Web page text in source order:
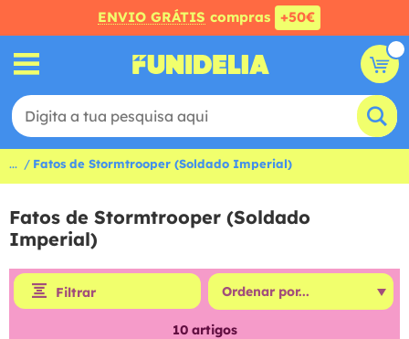
ENVIO GRÁTIS compras +50€
... Fatos de Stormtrooper (Soldado Imperial)
Fatos de Stormtrooper (Soldado
Imperial)
Filtrar
10artigos